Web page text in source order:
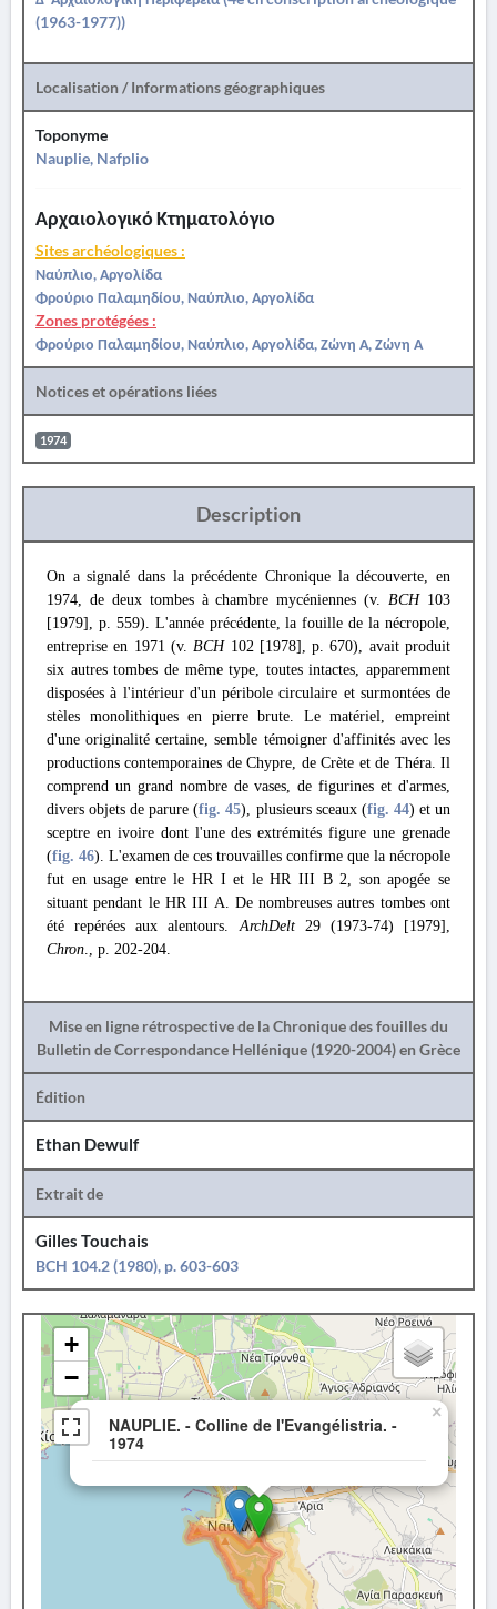
(1963-1977))
Localisation / Informations géographiques
Toponyme
Nauplie, Nafplio
Αρχαιολογικό Κτηματολόγιο
Sites archéologiques :
Ναύπλιο, Αργολίδα
Φρούριο Παλαμηδίου, Ναύπλιο, Αργολίδα
Zones protégées :
Φρούριο Παλαμηδίου, Ναύπλιο, Αργολίδα, Ζώνη Α, Ζώνη Α
Notices et opérations liées
1974
Description
On a signalé dans la précédente Chronique la découverte, en
1974, de deux tombes à chambre mycéniennes (v.BCH 103
[1979], p. 559). L'année précédente, la fouille de la nécropole,
entreprise en 1971 (v.BCH 102 [1978], p. 670), avait produit
six autres tombes de même type, toutes intactes, apparemment
disposées à l'intérieur d'un péribole circulaire et surmontées de
stèles monolithiques en pierre brute. Le matériel, empreint
d'une originalité certaine, semble témoigner d'affinités avec les
productions contemporaines de Chypre, de Crète et de Théra. Il
comprend un grand nombre de vases, de figurines et d'armes,
divers objets de parure (fig. 45), plusieurs sceaux (fig. 44) et un
sceptre en ivoire dont l'une des extrémités figure une grenade
(fig. 46). L'examen de ces trouvailles confirme que la nécropole
fut en usage entre le HR I et le HR III Β 2, son apogée se
situant pendant le HR III A. De nombreuses autres tombes ont
été repérées aux alentours.ArchDelt 29 (1973-74) [1979],
Chron., p. 202-204.
Mise en ligne rétrospective de la Chronique des fouilles du
Bulletin de Correspondance Hellénique (1920-2004) en Grèce
Édition
Ethan Dewulf
Extrait de
Gilles Touchais
BCH 104.2 (1980), p. 603-603
NAUPLIE. - Colline de l'Evangélistria. -
1974
×
+
−